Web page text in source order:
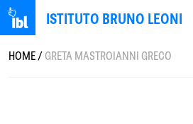
ISTITUTO BRUNO LEONI
HOME/GRETA MASTROIANNI GRECO